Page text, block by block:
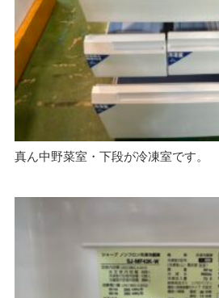
真ん中野菜室・下段が冷凍室です。